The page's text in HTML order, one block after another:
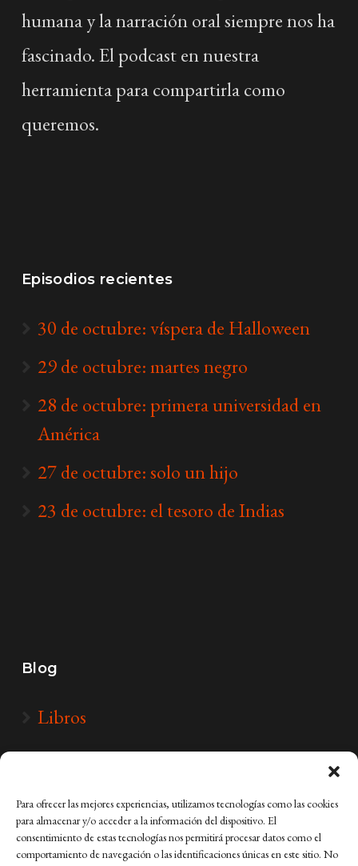
Para ofrecer las mejores experiencias, utilizamos tecnologías como las cookies
para almacenar y/o acceder a la información del dispositivo. El
consentimiento de estas tecnologías nos permitirá procesar datos como el
comportamiento de navegación o las identificaciones únicas en este sitio. No
humana y la narración oral siempre nos ha
fascinado. El podcast en nuestra
herramienta para compartirla como
queremos.
Episodios recientes
30 de octubre: víspera de Halloween
29 de octubre: martes negro
28 de octubre: primera universidad en
América
27 de octubre: solo un hijo
23 de octubre: el tesoro de Indias
Blog
Libros